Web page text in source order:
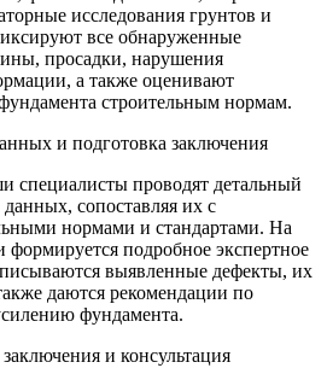
исследования грунтов и
все обнаруженные
просадки, нарушения
а также оценивают
строительным нормам.
и подготовка заключения
специалисты проводят детальный
сопоставляя их с
нормами и стандартами. На
подробное экспертное
выявленные дефекты, их
даются рекомендации по
фундамента.
и консультация